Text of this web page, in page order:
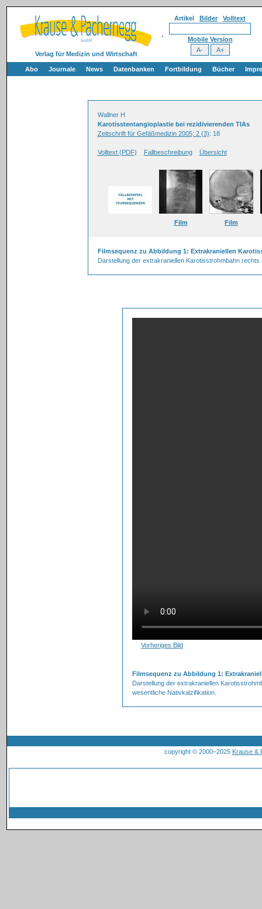
Verlag für Medizin und Wirtschaft
Artikel Bilder Volltext
Mobile Version
Abo Journale News Datenbanken Fortbildung Bücher
Wallner H
Karotisstentangioplastie bei rezidivierenden TIAs
Zeitschrift für Gefäßmedizin 2005; 2 (3): 18
Volltext (PDF) Fallbeschreibung Übersicht
Film Film
Filmsequenz zu Abbildung 1: Extrakraniellen
Darstellung der extrakraniellen Karotisstrohmbahn
Vorheriges Bild
Filmsequenz zu Abbildung 1:
Darstellung der extrakraniellen
wesentliche Nativkalzifikation.
copyright © 2000–2025 Krause &